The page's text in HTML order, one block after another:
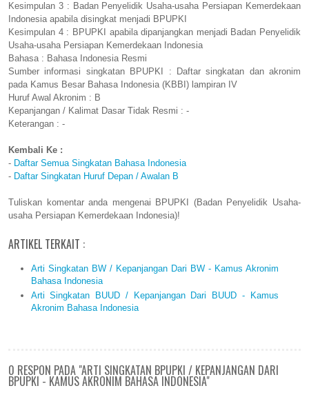
Kesimpulan 3 : Badan Penyelidik Usaha-usaha Persiapan Kemerdekaan
Indonesia apabila disingkat menjadi BPUPKI
Kesimpulan 4 : BPUPKI apabila dipanjangkan menjadi Badan Penyelidik
Usaha-usaha Persiapan Kemerdekaan Indonesia
Bahasa : Bahasa Indonesia Resmi
Sumber informasi singkatan BPUPKI : Daftar singkatan dan akronim
pada Kamus Besar Bahasa Indonesia (KBBI) lampiran IV
Huruf Awal Akronim : B
Kepanjangan / Kalimat Dasar Tidak Resmi : -
Keterangan : -
Kembali Ke :
- Daftar Semua Singkatan Bahasa Indonesia
- Daftar Singkatan Huruf Depan / Awalan B
Tuliskan komentar anda mengenai BPUPKI (Badan Penyelidik Usaha-
usaha Persiapan Kemerdekaan Indonesia)!
ARTIKEL TERKAIT :
Arti Singkatan BW / Kepanjangan Dari BW - Kamus Akronim
Bahasa Indonesia
Arti Singkatan BUUD / Kepanjangan Dari BUUD - Kamus
Akronim Bahasa Indonesia
0 RESPON PADA "ARTI SINGKATAN BPUPKI / KEPANJANGAN DARI
BPUPKI - KAMUS AKRONIM BAHASA INDONESIA"